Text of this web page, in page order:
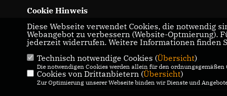
Mitglied des Deutschen Bundestages
IMPRESSUM
DATENSCHUTZ
KONTAKT
Cookie Hinweis
Diese Webseite verwendet Cookies, die notwendig
Webangebot zu verbessern (Website-
jederzeit widerrufen. Weitere Informationen finden
Technisch notwendige Cookies (Übersicht)
Die notwendigen Cookies werden allein für den ordnungsgemäßen
Cookies von Drittanbietern (Übersicht)
Zur Optimierung unserer Webseite binden wir Dienste und